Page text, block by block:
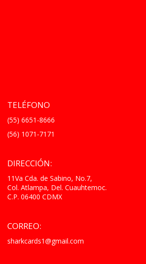
TELÉFONO
(55) 6651-8666
(56) 1071-7171
DIRECCIÓN:
11Va Cda. de Sabino, No.7,
Col. Atlampa, Del. Cuauhtemoc.
C.P. 06400 CDMX
CORREO:
sharkcards1@gmail.com